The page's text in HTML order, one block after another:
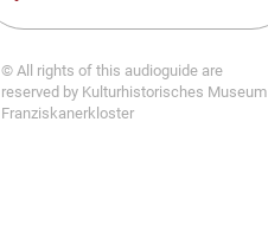
© All rights of this audioguide are
reserved by Kulturhistorisches Museum
Franziskanerkloster